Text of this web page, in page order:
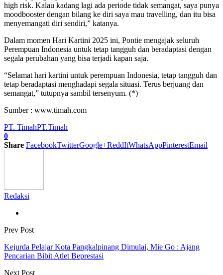
high risk. Kalau kadang lagi ada periode tidak semangat, saya punya
moodbooster dengan bilang ke diri saya mau travelling, dan itu bisa
menyemangati diri sendiri,” katanya.
Dalam momen Hari Kartini 2025 ini, Pontie mengajak seluruh
Perempuan Indonesia untuk tetap tangguh dan beradaptasi dengan
segala perubahan yang bisa terjadi kapan saja.
“Selamat hari kartini untuk perempuan Indonesia, tetap tangguh dan
tetap beradaptasi menghadapi segala situasi. Terus berjuang dan
semangat,” tutupnya sambil tersenyum. (*)
Sumber : www.timah.com
PT. TimahPT.Timah
0
Share FacebookTwitterGoogle+ReddItWhatsAppPinterestEmail
Redaksi
Prev Post
Kejurda Pelajar Kota Pangkalpinang Dimulai, Mie Go : Ajang
Pencarian Bibit Atlet Beprestasi
Next Post